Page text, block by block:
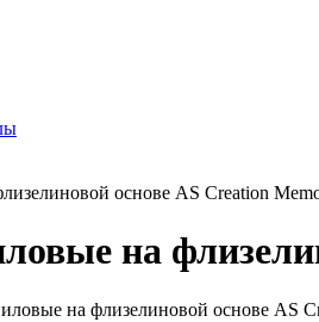
основе AS Creation
на